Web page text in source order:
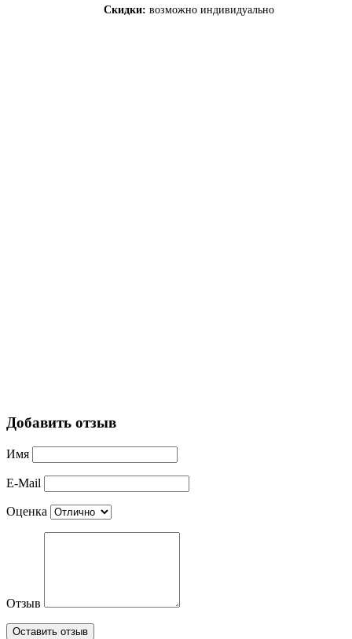
Скидки: возможно индивидуально
Добавить отзыв
Имя
E-Mail
Оценка
Отзыв
Оставить отзыв